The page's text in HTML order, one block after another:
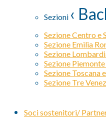
Sezioni ‹
Sezione Centro e
Sezione Emilia
Sezione
Sezione
Sezione Toscana
Sezione Tre
Soci sostenitori/